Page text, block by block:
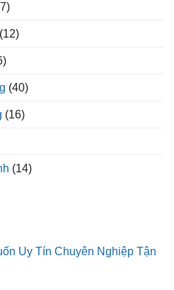
(12)
(40)
(16)
(14)
Uy Tín Chuyên Nghiệp Tận